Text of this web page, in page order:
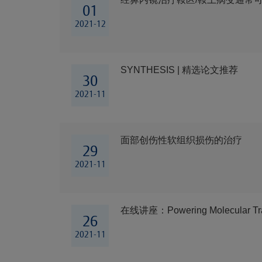
01
2021-12
30
2021-11
SYNTHESIS | 精选论文推荐
29
2021-11
面部创伤性软组织损伤的治疗
26
2021-11
在线讲座：Powering Molecular